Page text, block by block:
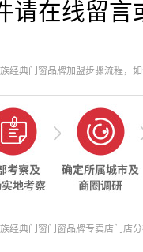
请在线留言
经典门窗品牌加盟步骤流程，如
经典门窗门窗品牌专卖店门店分